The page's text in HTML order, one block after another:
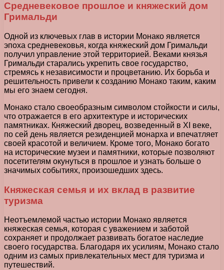
Средневековое прошлое и княжеский дом
Гримальди
Одной из ключевых глав в истории Монако является
эпоха средневековья, когда княжеский дом Гримальди
получил управление этой территорией. Веками князья
Гримальди старались укрепить свое государство,
стремясь к независимости и процветанию. Их борьба и
решительность привели к созданию Монако таким, каким
мы его знаем сегодня.
Монако стало своеобразным символом стойкости и силы,
что отражается в его архитектуре и исторических
памятниках. Княжеский дворец, возведенный в XI веке,
по сей день является резиденцией монарха и впечатляет
своей красотой и величием. Кроме того, Монако богато
на исторические музеи и памятники, которые позволяют
посетителям окунуться в прошлое и узнать больше о
значимых событиях, произошедших здесь.
Княжеская семья и их вклад в развитие
туризма
Неотъемлемой частью истории Монако является
княжеская семья, которая с уважением и заботой
сохраняет и продолжает развивать богатое наследие
своего государства. Благодаря их усилиям, Монако стало
одним из самых привлекательных мест для туризма и
путешествий.